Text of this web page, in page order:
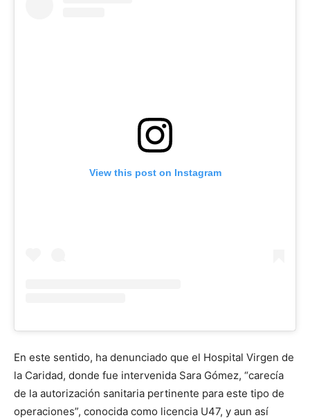
View this post on Instagram
En este sentido, ha denunciado que el Hospital Virgen de
la Caridad, donde fue intervenida Sara Gómez, “carecía
de la autorización sanitaria pertinente para este tipo de
operaciones”, conocida como licencia U47, y aun así